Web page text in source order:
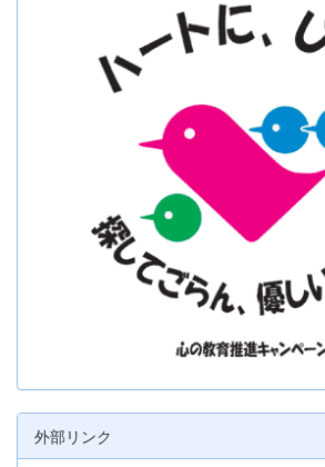
外部リンク